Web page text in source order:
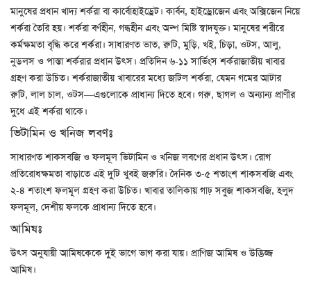
মানুষের প্রধান খাদ্য শর্করা বা কার্বোহাইড্রেট। কার্বন, হাইড্রোজেন এবং অক্সিজেন নিয়ে
শর্করা তৈরি হয়। শর্করা বর্ণহীন, গন্ধহীন এবং অল্প মিষ্টি স্বাদযুক্ত। মানুষের শরীরে
কর্মক্ষমতা বৃদ্ধি করে শর্করা। সাধারণত ভাত, রুটি, মুড়ি, খই, চিড়া, ওটস, আলু,
নুডলস ও পাস্তা শর্করার প্রধান উৎস। প্রতিদিন ৬-১১ সার্ভিংস শর্করাজাতীয় খাবার
গ্রহণ করা উচিত। শর্করাজাতীয় খাবারের মধ্যে জটিল শর্করা, যেমন গমের আটার
রুটি, লাল চাল, ওটস—এগুলোকে প্রাধান্য দিতে হবে। গরু, ছাগল ও অন্যান্য প্রাণীর
দুধে এই শর্করা থাকে।
ভিটামিন ও খনিজ লবণঃ
সাধারণত শাকসবজি ও ফলমূল ভিটামিন ও খনিজ লবণের প্রধান উৎস। রোগ
প্রতিরোধক্ষমতা বাড়াতে এই দুটি খুবই জরুরি। দৈনিক ৩-৫ শতাংশ শাকসবজি এবং
২-৪ শতাংশ ফলমূল গ্রহণ করা উচিত। খাবার তালিকায় গাঢ় সবুজ শাকসবজি, হলুদ
ফলমূল, দেশীয় ফলকে প্রাধান্য দিতে হবে।
আমিষঃ
উৎস অনুযায়ী আমিষকেকে দুই ভাগে ভাগ করা যায়। প্রাণিজ আমিষ ও উদ্ভিজ্জ
আমিষ।